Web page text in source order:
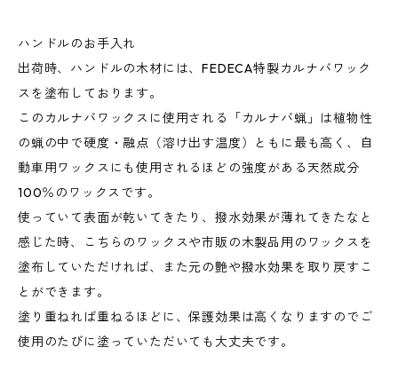
ハンドルのお手入れ
出荷時、ハンドルの木材には、FEDECA特製カルナバワック
スを塗布しております。
このカルナバワックスに使用される「カルナバ蝋」は植物性
の蝋の中で硬度・融点（溶け出す温度）ともに最も高く、自
動車用ワックスにも使用されるほどの強度がある天然成分
100％のワックスです。
使っていて表面が乾いてきたり、撥水効果が薄れてきたなと
感じた時、こちらのワックスや市販の木製品用のワックスを
塗布していただければ、また元の艶や撥水効果を取り戻すこ
とができます。
塗り重ねれば重ねるほどに、保護効果は高くなりますのでご
使用のたびに塗っていただいても大丈夫です。